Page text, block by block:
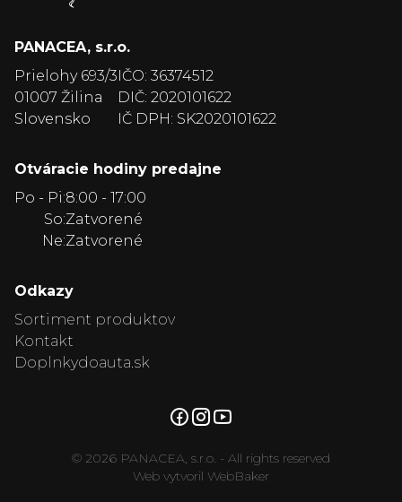
PANACEA, s.r.o.
Prielohy 693/3
01007 Žilina
Slovensko
IČO: 36374512
DIČ: 2020101622
IČ DPH: SK2020101622
Otváracie hodiny predajne
Po - Pi:
So:
Ne:
8:00 - 17:00
Zatvorené
Zatvorené
Odkazy
Sortiment produktov
Kontakt
Doplnkydoauta.sk
© 2026 PANACEA, s.r.o. - All rights reserved
Web vytvoril WebBaker